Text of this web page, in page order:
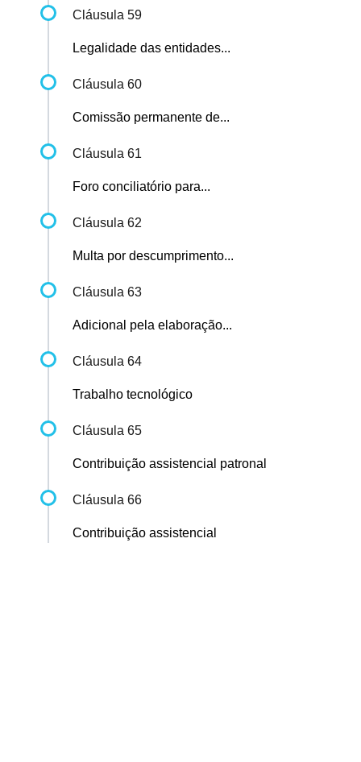
Cláusula 59
Legalidade das entidades...
Cláusula 60
Comissão permanente de...
Cláusula 61
Foro conciliatório para...
Cláusula 62
Multa por descumprimento...
Cláusula 63
Adicional pela elaboração...
Cláusula 64
Trabalho tecnológico
Cláusula 65
Contribuição assistencial patronal
Cláusula 66
Contribuição assistencial